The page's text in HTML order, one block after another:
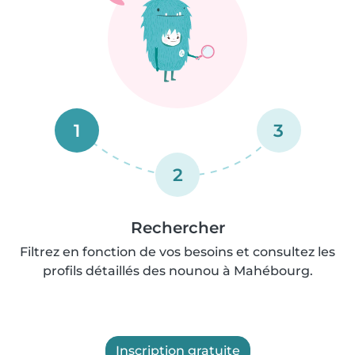
1
2
3
Rechercher
Filtrez en fonction de vos besoins et consultez les
profils détaillés des nounou à Mahébourg.
Inscription gratuite